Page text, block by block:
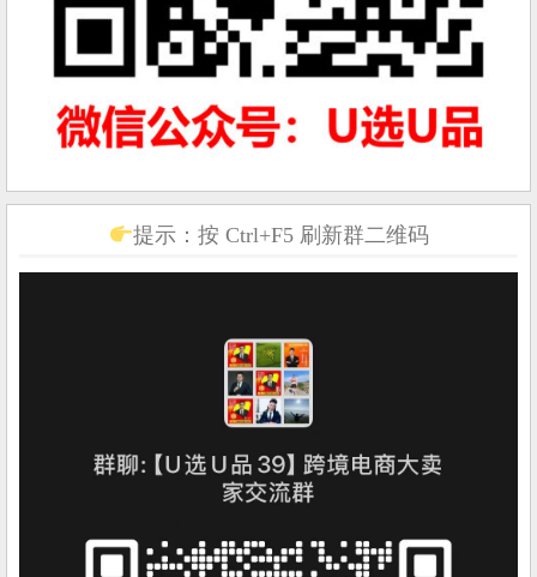
提示：按 Ctrl+F5 刷新群二维码